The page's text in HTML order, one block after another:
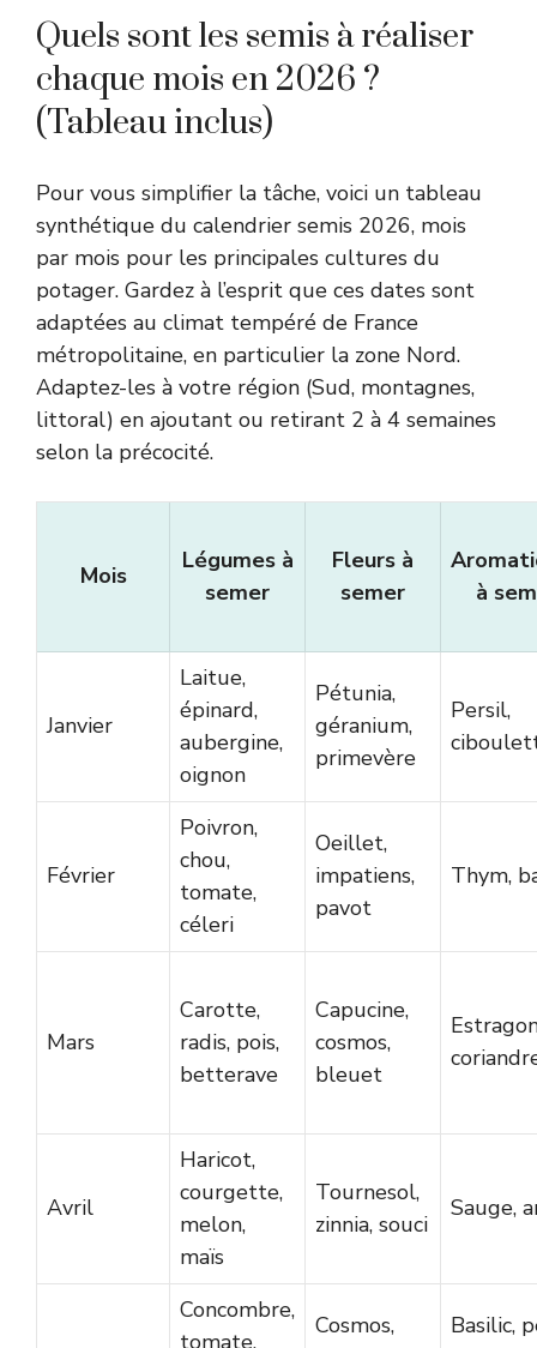
Quels sont les semis à réaliser
chaque mois en 2026 ?
(Tableau inclus)
Pour vous simplifier la tâche, voici un tableau
synthétique du calendrier semis 2026, mois
par mois pour les principales cultures du
potager. Gardez à l’esprit que ces dates sont
adaptées au climat tempéré de France
métropolitaine, en particulier la zone Nord.
Adaptez-les à votre région (Sud, montagnes,
littoral) en ajoutant ou retirant 2 à 4 semaines
selon la précocité.
Mois
Légumes à
semer
Fleurs à
semer
à
Janvier
Laitue,
épinard,
aubergine,
oignon
Pétunia,
géranium,
primevère
Persil,
Février
Poivron,
chou,
tomate,
céleri
Oeillet,
impatiens,
pavot
Thym,
Mars
Carotte,
radis, pois,
betterave
Capucine,
cosmos,
bleuet
Avril
Haricot,
courgette,
melon,
maïs
Tournesol,
zinnia, souci
Sauge,
Concombre,
tomate,
Cosmos,
Basilic,